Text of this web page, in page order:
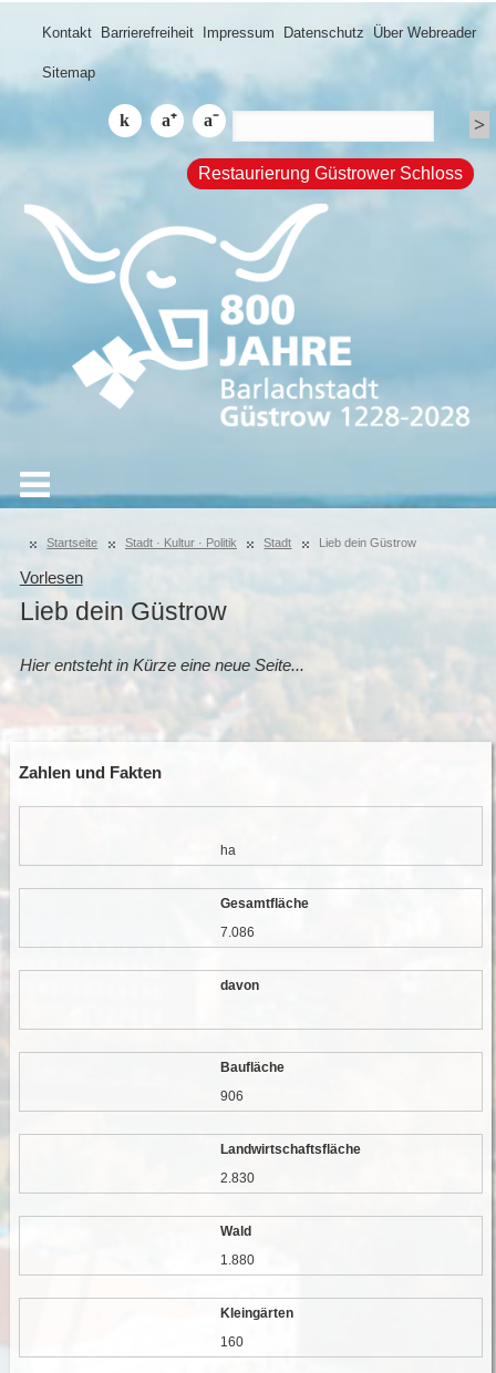
Kontakt Barrierefreiheit Impressum Datenschutz Über Webreader
Sitemap
Restaurierung Güstrower Schloss
Startseite Stadt · Kultur · Politik Stadt Lieb dein Güstrow
Vorlesen
Lieb dein Güstrow
Hier entsteht in Kürze eine neue Seite...
Zahlen und Fakten
ha
Gesamtfläche
7.086
davon
Baufläche
906
Landwirtschaftsfläche
2.830
Wald
1.880
Kleingärten
160